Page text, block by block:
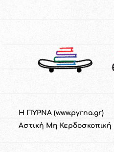
Η ΠΥΡΝΑ (www.pyrna.gr)
Αστική M η Κερδοσκοπική